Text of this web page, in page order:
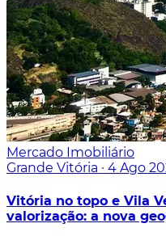
Mercado Imobiliário
Grande Vitória · 4 Ago
Vitória no topo e Vila
valorização: a nova